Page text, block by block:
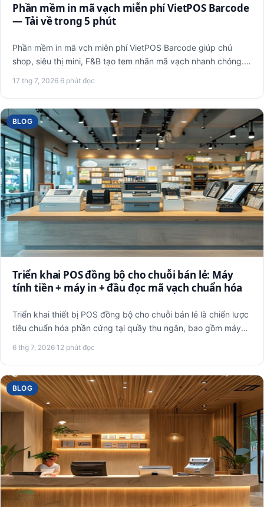
Phần mềm in mã vạch miễn phí VietPOS Barcode
— Tải về trong 5 phút
Phần mềm in mã vch miễn phí VietPOS Barcode giúp chủ
shop, siêu thị mini, F&B tạo tem nhãn mã vạch nhanh chóng.
17 thg 7, 2026·6 phút đọc
BLOG
Triển khai POS đồng bộ cho chuỗi bán lẻ: Máy
tính tiền + máy in + đầu đọc mã vạch chuẩn hóa
Triển khai thiết bị POS đồng bộ cho chuỗi bán lẻ là chiến lược
tiêu chuẩn hóa phần cứng tại quầy thu ngân, bao gồm máy
6 thg 7, 2026·12 phút đọc
BLOG